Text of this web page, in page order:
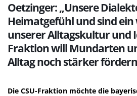
Oetzinger: „Unsere
Heimatgefühl und sind ein
unserer Alltagskultur und
Fraktion will Mundarten
Alltag noch stärker fördern
Die CSU-Fraktion möchte die